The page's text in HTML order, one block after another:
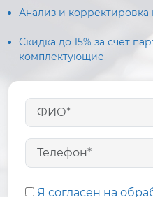
Анализ и
Скидка до 15% за счет
комплектующие
Я согласен на